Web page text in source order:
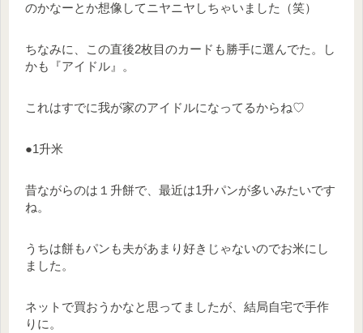
のかなーとか想像してニヤニヤしちゃいました（笑）
ちなみに、この直後2枚目のカードも勝手に選んでた。し
かも『アイドル』。
これはすでに我が家のアイドルになってるからね♡
●1升米
昔ながらのは１升餅で、最近は1升パンが多いみたいです
ね。
うちは餅もパンも夫があまり好きじゃないのでお米にし
ました。
ネットで買おうかなと思ってましたが、結局自宅で手作
りに。